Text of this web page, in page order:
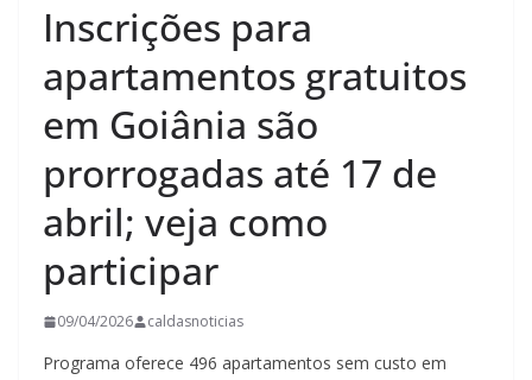
Inscrições para
apartamentos gratuitos
em Goiânia são
prorrogadas até 17 de
abril; veja como
participar
09/04/2026 caldasnoticias
Programa oferece 496 apartamentos sem custo em